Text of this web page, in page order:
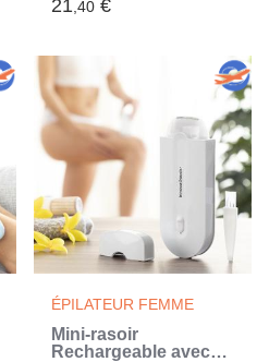
21,40 €
ÉPILATEUR FEMME
Mini-rasoir
Rechargeable avec